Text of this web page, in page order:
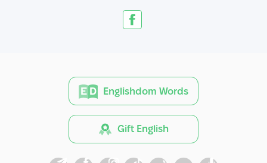
Englishdom Words
Gift English